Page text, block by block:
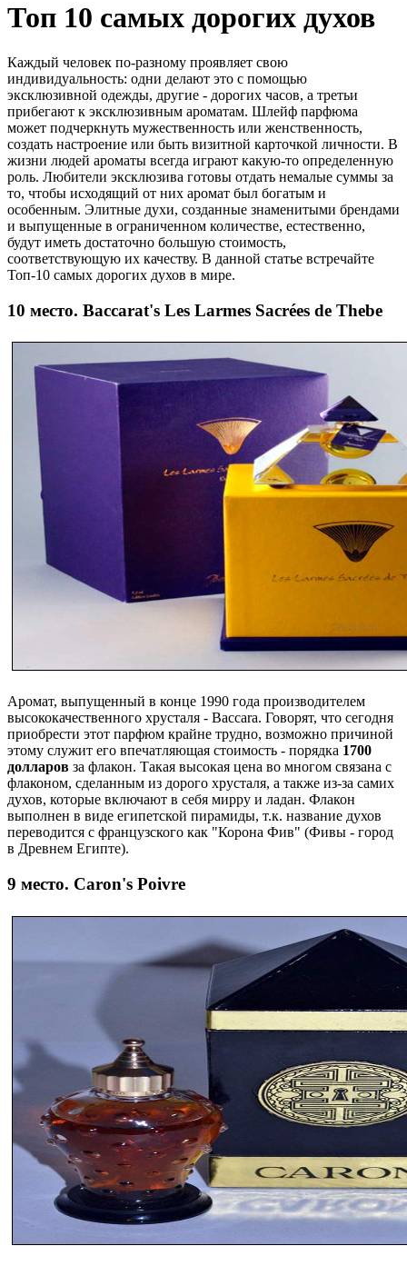
Топ 10 самых дорогих духов
Каждый человек по-разному проявляет свою
индивидуальность: одни делают это с помощью
эксклюзивной одежды, другие - дорогих часов, а третьи
прибегают к эксклюзивным ароматам. Шлейф парфюма
может подчеркнуть мужественность или женственность,
создать настроение или быть визитной карточкой личности. В
жизни людей ароматы всегда играют какую-то определенную
роль. Любители эксклюзива готовы отдать немалые суммы за
то, чтобы исходящий от них аромат был богатым и
особенным. Элитные духи, созданные знаменитыми брендами
и выпущенные в ограниченном количестве, естественно,
будут иметь достаточно большую стоимость,
соответствующую их качеству. В данной статье встречайте
Топ-10 самых дорогих духов в мире.
10 место. Baccarat's Les Larmes Sacrées de Thebe
Аромат, выпущенный в конце 1990 года производителем
высококачественного хрусталя - Baccara. Говорят, что сегодня
приобрести этот парфюм крайне трудно, возможно причиной
этому служит его впечатляющая стоимость - порядка 1700
долларов за флакон. Такая высокая цена во многом связана с
флаконом, сделанным из дорого хрусталя, а также из-за самих
духов, которые включают в себя мирру и ладан. Флакон
выполнен в виде египетской пирамиды, т.к. название духов
переводится с французского как "Корона Фив" (Фивы - город
в Древнем Египте).
9 место. Caron's Poivre